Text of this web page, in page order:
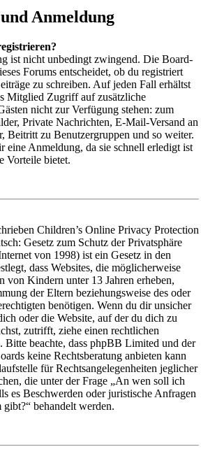
Anmeldung
ist nicht unbedingt zwingend. Die Board-
Forums entscheidet, ob du registriert
zu schreiben. Auf jeden Fall erhältst
Mitglied Zugriff auf zusätzliche
nicht zur Verfügung stehen: zum
Private Nachrichten, E-Mail-Versand an
Beitritt zu Benutzergruppen und so weiter.
eine Anmeldung, da sie schnell erledigt ist
Vorteile bietet.
Children’s Online Privacy Protection
Gesetz zum Schutz der Privatsphäre
von 1998) ist ein Gesetz in den
dass Websites, die möglicherweise
von Kindern unter 13 Jahren erheben,
der Eltern beziehungsweise des oder
benötigen. Wenn du dir unsicher
oder die Website, auf der du dich zu
zutrifft, ziehe einen rechtlichen
Bitte beachte, dass phpBB Limited und der
keine Rechtsberatung anbieten kann
für Rechtsangelegenheiten jeglicher
die unter der Frage „An wen soll ich
es Beschwerden oder juristische Anfragen
gibt?“ behandelt werden.